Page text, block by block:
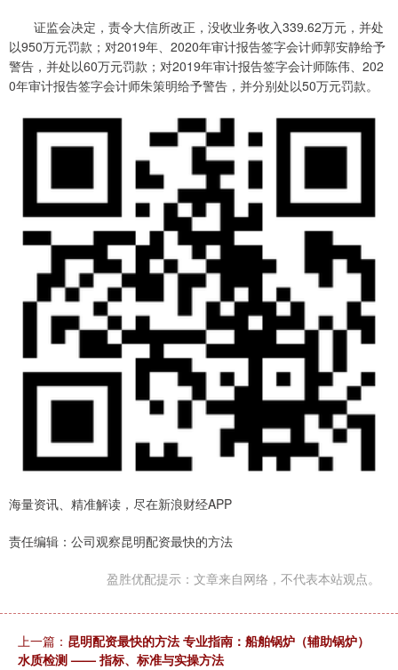
证监会决定，责令大信所改正，没收业务收入339.62万元，并处
以950万元罚款；对2019年、2020年审计报告签字会计师郭安静给予
警告，并处以60万元罚款；对2019年审计报告签字会计师陈伟、202
0年审计报告签字会计师朱策明给予警告，并分别处以50万元罚款。
海量资讯、精准解读，尽在新浪财经APP
责任编辑：公司观察昆明配资最快的方法
盈胜优配提示：文章来自网络，不代表本站观点。
上一篇： 昆明配资最快的方法 专业指南：船舶锅炉（辅助锅炉）
水质检测 —— 指标、标准与实操方法